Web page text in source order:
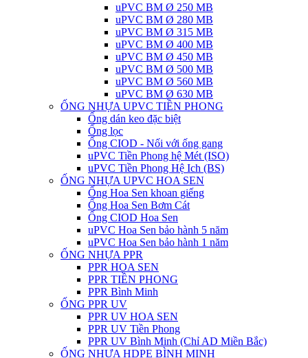
uPVC BM Ø 250 MB
uPVC BM Ø 280 MB
uPVC BM Ø 315 MB
uPVC BM Ø 400 MB
uPVC BM Ø 450 MB
uPVC BM Ø 500 MB
uPVC BM Ø 560 MB
uPVC BM Ø 630 MB
ỐNG NHỰA UPVC TIỀN PHONG
Ống dán keo đặc biệt
Ống lọc
Ống CIOD - Nối với ống gang
uPVC Tiền Phong hệ Mét (ISO)
uPVC Tiền Phong Hệ Ich (BS)
ỐNG NHỰA UPVC HOA SEN
Ống Hoa Sen khoan giếng
Ống Hoa Sen Bơm Cát
Ống CIOD Hoa Sen
uPVC Hoa Sen bảo hành 5 năm
uPVC Hoa Sen bảo hành 1 năm
ỐNG NHỰA PPR
PPR HOA SEN
PPR TIỀN PHONG
PPR Bình Minh
ỐNG PPR UV
PPR UV HOA SEN
PPR UV Tiền Phong
PPR UV Bình Minh (Chỉ AD Miền Bắc)
ỐNG NHỰA HDPE BÌNH MINH